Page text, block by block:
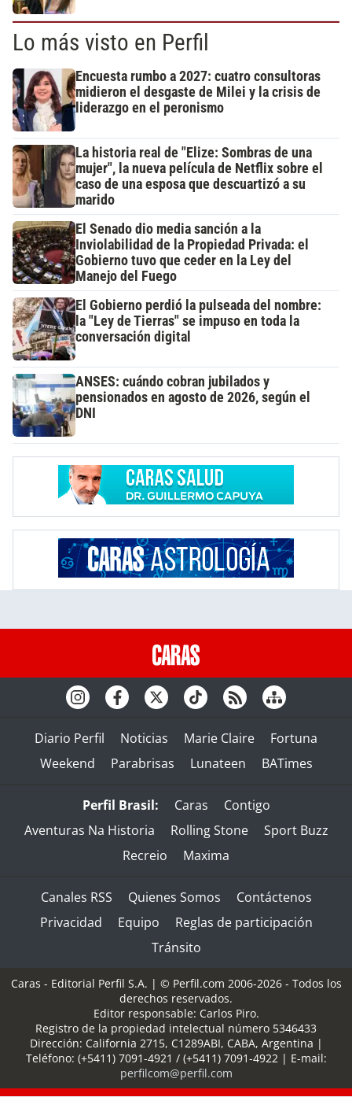
Lo más visto en Perfil
Encuesta rumbo a 2027: cuatro consultoras
midieron el desgaste de Milei y la crisis de
liderazgo en el peronismo
La historia real de "Elize: Sombras de una
mujer", la nueva película de Netflix sobre el
caso de una esposa que descuartizó a su
marido
El Senado dio media sanción a la
Inviolabilidad de la Propiedad Privada: el
Gobierno tuvo que ceder en la Ley del
Manejo del Fuego
El Gobierno perdió la pulseada del nombre:
la "Ley de Tierras" se impuso en toda la
conversación digital
ANSES: cuándo cobran jubilados y
pensionados en agosto de 2026, según el
DNI
Diario Perfil Noticias Marie Claire
Fortuna
Weekend
Parabrisas Lunateen BATimes
Perfil Brasil: Caras
Contigo
Aventuras Na Historia
Rolling Stone
Sport Buzz
Recreio
Maxima
Canales RSS Quienes Somos
Contáctenos
Privacidad
Equipo
Reglas de participación
Tránsito
Caras - Editorial Perfil S.A. | © Perfil.com 2006-2026 - Todos los
derechos reservados.
Editor responsable: Carlos Piro.
Registro de la propiedad intelectual número 5346433
Dirección: California 2715, C1289ABI, CABA, Argentina |
Teléfono: (+5411) 7091-4921 / (+5411) 7091-4922| E-mail:
perfilcom@perfil.com